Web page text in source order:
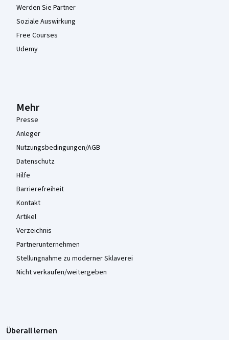
Werden Sie Partner
Soziale Auswirkung
Free Courses
Udemy
Mehr
Presse
Anleger
Nutzungsbedingungen/AGB
Datenschutz
Hilfe
Barrierefreiheit
Kontakt
Artikel
Verzeichnis
Partnerunternehmen
Stellungnahme zu moderner Sklaverei
Nicht verkaufen/weitergeben
Überall lernen